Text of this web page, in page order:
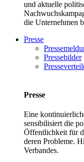
und aktuelle
die Unternehmen
Presse
Pressebilder
Presse
Eine
sensibilisiert die
Öffentlichkeit für
deren Probleme.
Verbandes.